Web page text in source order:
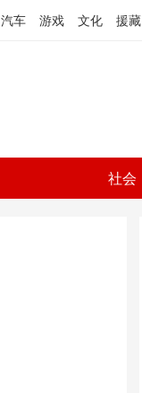
汽车 游戏 文化 援藏
社会